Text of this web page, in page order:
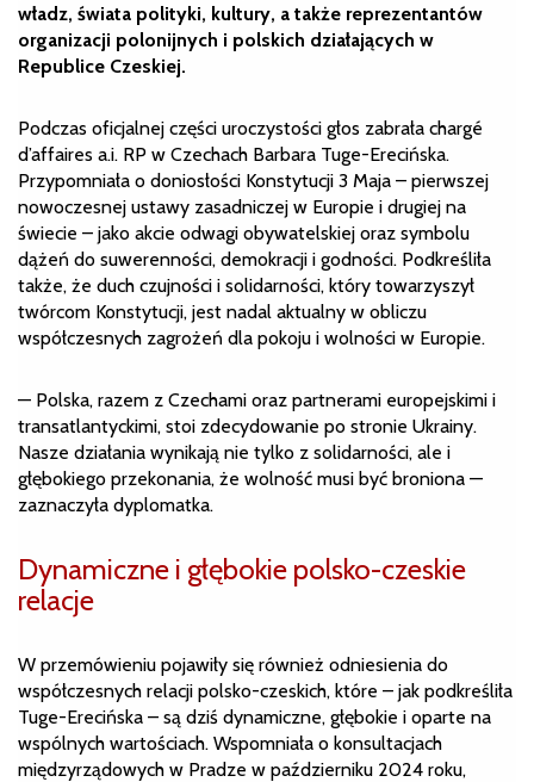
władz, świata polityki, kultury, a także reprezentantów
organizacji polonijnych i polskich działających w
Republice Czeskiej.
Podczas oficjalnej części uroczystości głos zabrała chargé
d’affaires a.i. RP w Czechach Barbara Tuge-Erecińska.
Przypomniała o doniosłości Konstytucji 3 Maja – pierwszej
nowoczesnej ustawy zasadniczej w Europie i drugiej na
świecie – jako akcie odwagi obywatelskiej oraz symbolu
dążeń do suwerenności, demokracji i godności. Podkreśliła
także, że duch czujności i solidarności, który towarzyszył
twórcom Konstytucji, jest nadal aktualny w obliczu
współczesnych zagrożeń dla pokoju i wolności w Europie.
— Polska, razem z Czechami oraz partnerami europejskimi i
transatlantyckimi, stoi zdecydowanie po stronie Ukrainy.
Nasze działania wynikają nie tylko z solidarności, ale i
głębokiego przekonania, że wolność musi być broniona —
zaznaczyła dyplomatka.
Dynamiczne i głębokie polsko-czeskie
relacje
W przemówieniu pojawiły się również odniesienia do
współczesnych relacji polsko-czeskich, które – jak podkreśliła
Tuge-Erecińska – są dziś dynamiczne, głębokie i oparte na
wspólnych wartościach. Wspomniała o konsultacjach
międzyrządowych w Pradze w październiku 2024 roku,